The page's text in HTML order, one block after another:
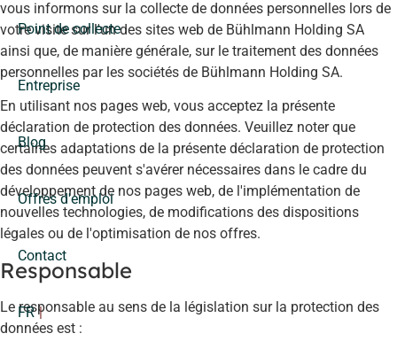
Point de collecte
Entreprise
Blog
Offres d'emploi
Contact
FR
vous informons sur la collecte de données personnelles lors de
votre visite sur l'un des sites web de Bühlmann Holding SA
ainsi que, de manière générale, sur le traitement des données
personnelles par les sociétés de Bühlmann Holding SA.
En utilisant nos pages web, vous acceptez la présente
déclaration de protection des données. Veuillez noter que
certaines adaptations de la présente déclaration de protection
des données peuvent s'avérer nécessaires dans le cadre du
développement de nos pages web, de l'implémentation de
nouvelles technologies, de modifications des dispositions
légales ou de l'optimisation de nos offres.
Responsable
Le responsable au sens de la législation sur la protection des
données est :